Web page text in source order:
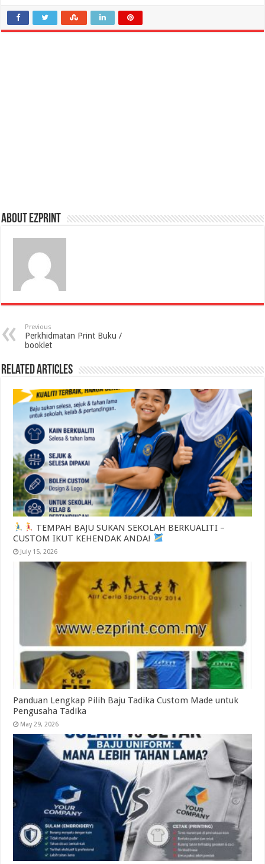
About Ezprint
Previous
Perkhidmatan Print Buku /
booklet
Related Articles
TEMPAH BAJU SUKAN SEKOLAH BERKUALITI –
CUSTOM IKUT KEHENDAK ANDA!
July 15, 2026
Panduan Lengkap Pilih Baju Tadika Custom Made untuk
Pengusaha Tadika
May 29, 2026